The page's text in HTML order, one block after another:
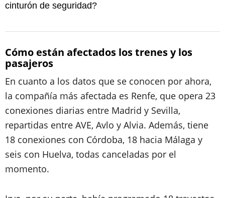
cinturón de seguridad?
Cómo están afectados los trenes y los
pasajeros
En cuanto a los datos que se conocen por ahora,
la compañía más afectada es Renfe, que opera 23
conexiones diarias entre Madrid y Sevilla,
repartidas entre AVE, Avlo y Alvia. Además, tiene
18 conexiones con Córdoba, 18 hacia Málaga y
seis con Huelva, todas canceladas por el
momento.